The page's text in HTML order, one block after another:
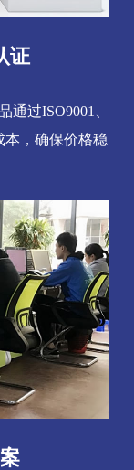
证
通过ISO9001、
本，确保价格稳